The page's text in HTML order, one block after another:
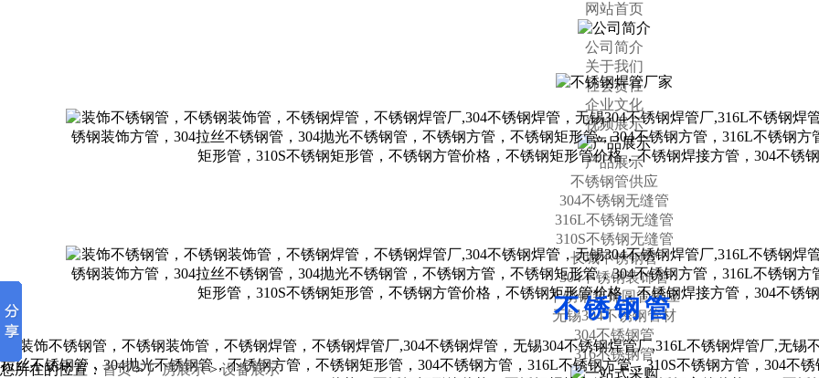
网站首页
公司简介
关于我们
社会责任
企业文化
视频展示
产品展示
不锈钢管供应
304不锈钢无缝管
316L不锈钢无缝管
310S不锈钢无缝管
长城不锈钢管
304不锈钢装饰管
不锈钢装饰圆管供应
无锡304不锈钢管材
304不锈钢管
316不锈钢管
不锈钢管
您所在的位置： 首页>厂房展示>设备展示